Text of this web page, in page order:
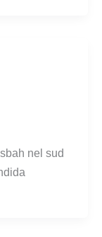
nel sud